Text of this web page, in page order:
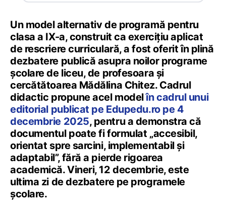
Un model alternativ de programă pentru
clasa a IX-a, construit ca exercițiu aplicat
de rescriere curriculară, a fost oferit în plină
dezbatere publică asupra noilor programe
școlare de liceu, de profesoara și
cercătătoarea Mădălina Chitez. Cadrul
didactic propune acel modelîn cadrul unui
editorial publicat pe Edupedu.ro pe 4
decembrie 2025, pentru a demonstra că
documentul poate fi formulat „accesibil,
orientat spre sarcini, implementabil și
adaptabil”, fără a pierde rigoarea
academică. Vineri, 12 decembrie, este
ultima zi de dezbatere pe programele
școlare.